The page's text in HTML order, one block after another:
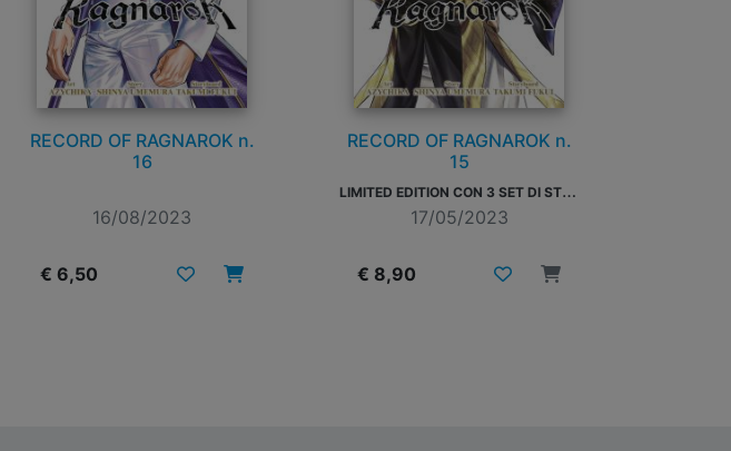
RECORD OF RAGNAROK n.
16
16/08/2023
€ 6,50
RECORD OF RAGNAROK n.
15
L
IMITED EDITION CON 3 SET DI STICKER
17/05/2023
€ 8,90